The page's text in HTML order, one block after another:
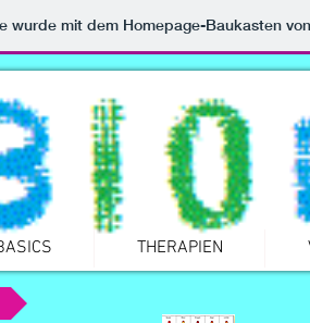
wurde mit dem Homepage-Baukasten
THERAPIEN